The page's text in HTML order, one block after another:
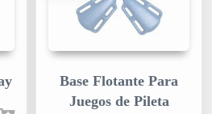
Base Flotante Para
Juegos de Pileta